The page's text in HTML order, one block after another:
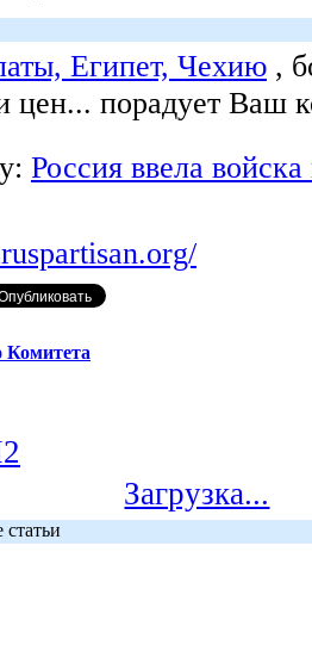
Египет, Чехию ,
цен... порадует Ваш
Россия ввела
Комитета
Загрузка...